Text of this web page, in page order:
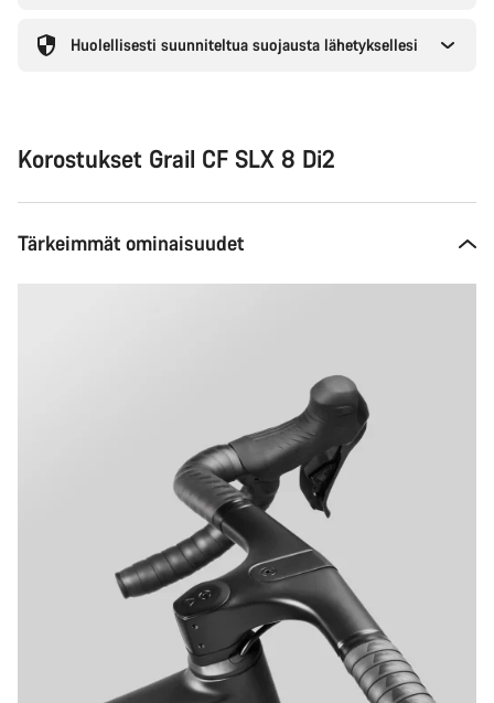
Huolellisesti suunniteltua suojausta lähetyksellesi
Korostukset Grail CF SLX 8 Di2
Tärkeimmät ominaisuudet